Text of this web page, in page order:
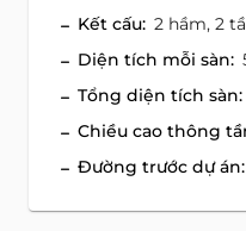
Kết cấu: 2 hầm, 2
Diện tích mỗi sàn:
Tổng diện tích sàn:
Chiều cao thông
Đường trước dự án: